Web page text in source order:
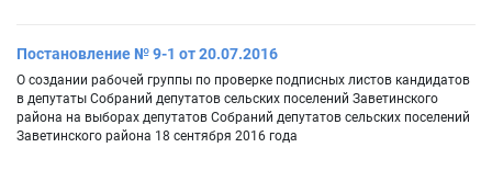
Постановление № 9-1 от 20.07.2016
О создании рабочей группы по проверке подписных листов кандидатов
в депутаты Собраний депутатов сельских поселений Заветинского
района на выборах депутатов Собраний депутатов сельских поселений
Заветинского района 18 сентября 2016 года